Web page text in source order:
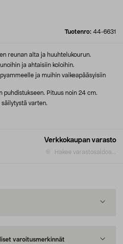
Tuotenro: 44-6631
Verkkokaupan varasto
Hakee varastosaldoa...
reunan alta ja huuhtelukourun.
ja ahtaisiin koloihin.
ja muihin vaikeapääsyisiin
puhdistukseen. Pituus noin 24 cm.
säilytystä varten.
varoitusmerkinnät